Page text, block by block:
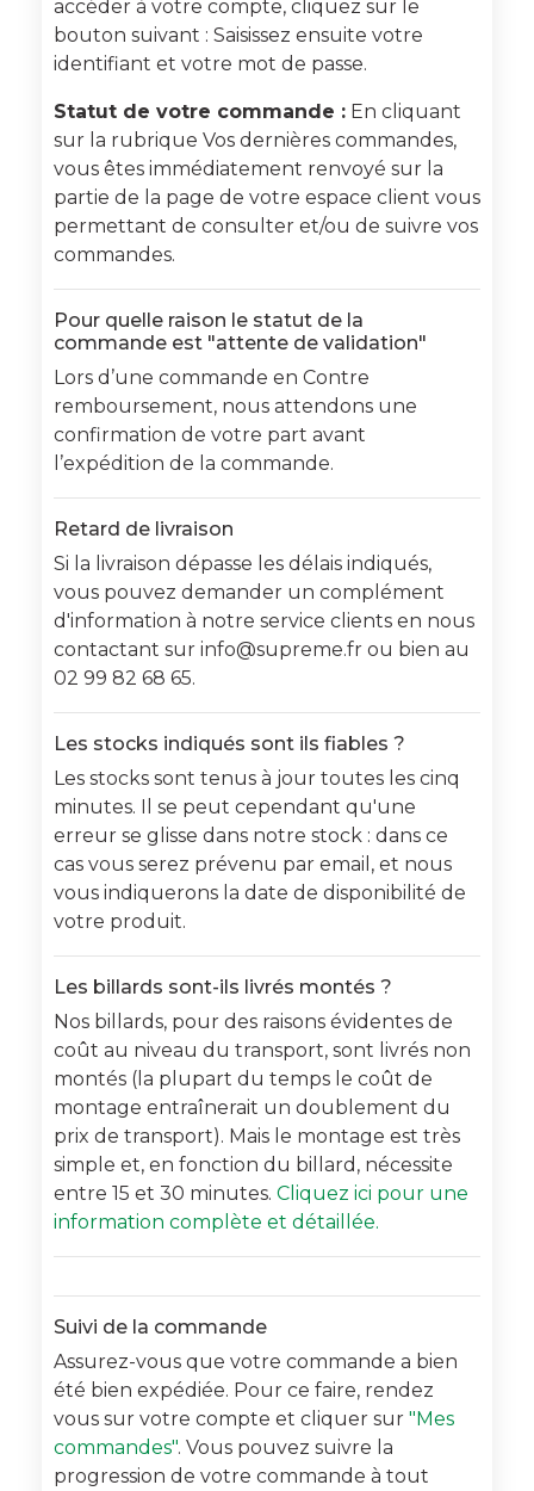
accéder à votre compte, cliquez sur le
bouton suivant : Saisissez ensuite votre
identifiant et votre mot de passe.
Statut de votre commande : En cliquant
sur la rubrique Vos dernières commandes,
vous êtes immédiatement renvoyé sur la
partie de la page de votre espace client vous
permettant de consulter et/ou de suivre vos
commandes.
Pour quelle raison le statut de la
commande est "attente de validation"
Lors d’une commande en Contre
remboursement, nous attendons une
confirmation de votre part avant
l’expédition de la commande.
Retard de livraison
Si la livraison dépasse les délais indiqués,
vous pouvez demander un complément
d'information à notre service clients en nous
contactant sur info@supreme.fr ou bien au
02 99 82 68 65.
Les stocks indiqués sont ils fiables ?
Les stocks sont tenus à jour toutes les cinq
minutes. Il se peut cependant qu'une
erreur se glisse dans notre stock : dans ce
cas vous serez prévenu par email, et nous
vous indiquerons la date de disponibilité de
votre produit.
Les billards sont-ils livrés montés ?
Nos billards, pour des raisons évidentes de
coût au niveau du transport, sont livrés non
montés (la plupart du temps le coût de
montage entraînerait un doublement du
prix de transport). Mais le montage est très
simple et, en fonction du billard, nécessite
entre 15 et 30 minutes. Cliquez ici pour une
information complète et détaillée.
Suivi de la commande
Assurez-vous que votre commande a bien
été bien expédiée. Pour ce faire, rendez
vous sur votre compte et cliquer sur "Mes
commandes". Vous pouvez suivre la
progression de votre commande à tout